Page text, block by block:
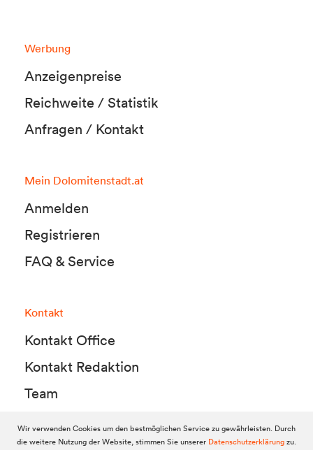
Werbung
Anzeigenpreise
Reichweite / Statistik
Anfragen / Kontakt
Mein Dolomitenstadt.at
Anmelden
Registrieren
FAQ & Service
Kontakt
Kontakt Office
Kontakt Redaktion
Team
© 2010-2026 Dolomitenstadt.at
Wir verwenden Cookies um den bestmöglichen Service zu gewährleisten. Durch
die weitere Nutzung der Website, stimmen Sie unserer Datenschutzerklärungzu.